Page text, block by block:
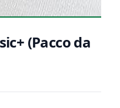
(Pacco da